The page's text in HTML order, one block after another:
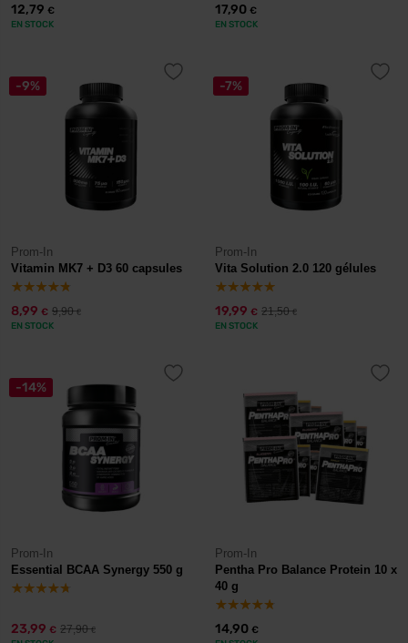
12,79 €
EN STOCK
17,90 €
EN STOCK
-9%
Prom-In
Vitamin MK7 + D3 60 capsules
8,99 € 9,90€
EN STOCK
-7%
Prom-In
Vita Solution 2.0 120 gélules
19,99 € 21,50€
EN STOCK
-14%
Prom-In
Essential BCAA Synergy 550 g
23,99 € 27,90€
Prom-In
Pentha Pro Balance Protein 10 x
40 g
14,90 €